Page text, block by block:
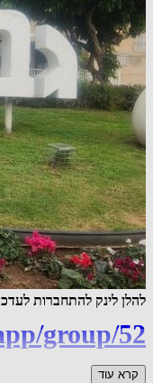
להלן לינק להתחברות
group/52
קרא עוד